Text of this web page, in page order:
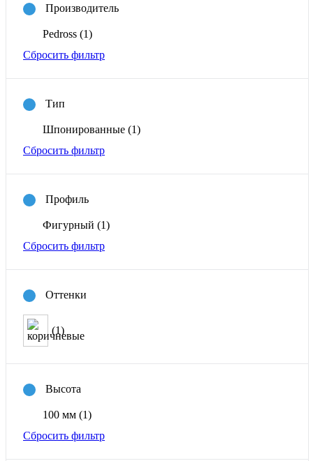
Производитель
Pedross (1)
Сбросить фильтр
Тип
Шпонированные (1)
Сбросить фильтр
Профиль
Фигурный (1)
Сбросить фильтр
Оттенки
(1)
Высота
100 мм (1)
Сбросить фильтр